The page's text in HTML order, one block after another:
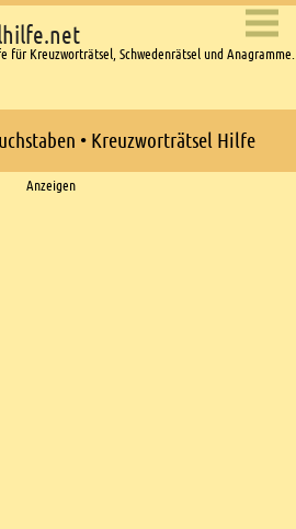
für Kreuzworträtsel, Schwedenrätsel und Anagramme.
• Kreuzworträtsel Hilfe
Anzeigen